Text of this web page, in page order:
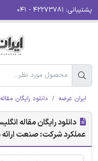
پشتیبانی:
ایران عرضه دانلود رایگان
دانلود رایگان مقاله
عملکرد شرکت: صنعت ارائه